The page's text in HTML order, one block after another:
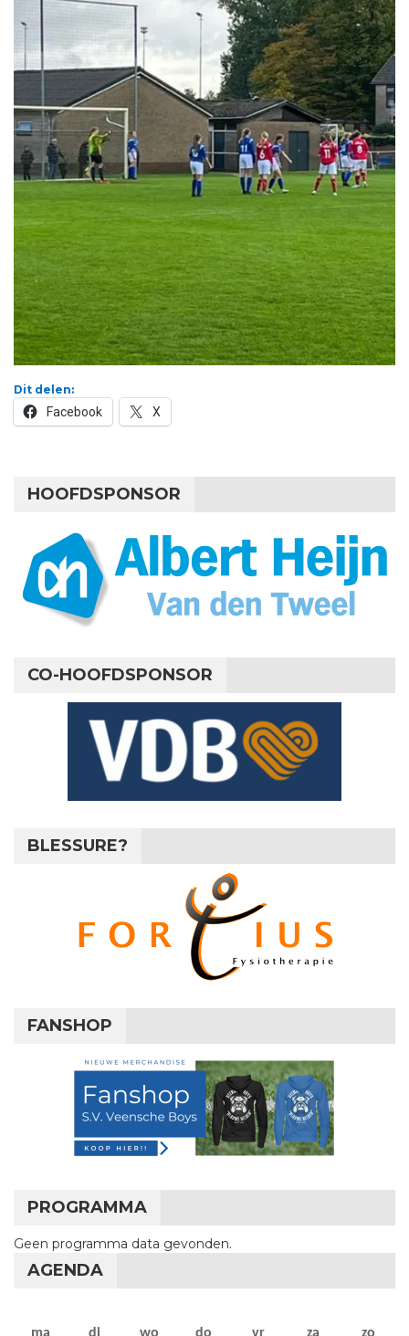
Dit delen:
Facebook X
HOOFDSPONSOR
CO-HOOFDSPONSOR
BLESSURE?
FANSHOP
PROGRAMMA
Geen programma data gevonden.
AGENDA
maandagdinsdag woensdagdonderdagvrijdag zaterdag